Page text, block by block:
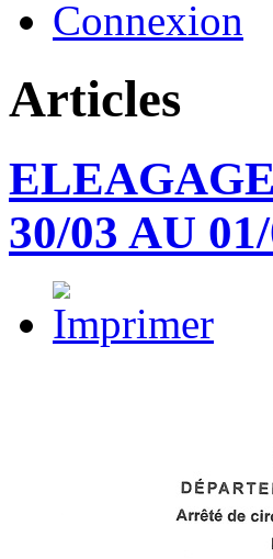
Connexion
Articles
30/03 AU